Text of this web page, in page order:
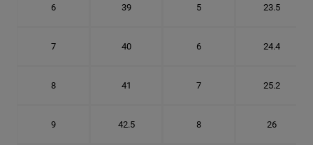
6 39 5 23.5
7 40 6 24.4
8 41 7 25.2
9 42.5 8 26